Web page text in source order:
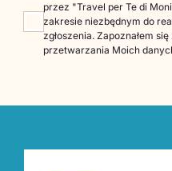
przez "Travel per Te di
zakresie niezbędnym do
zgłoszenia. Zapoznałem
przetwarzania Moich